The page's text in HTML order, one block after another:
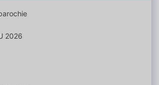
2026